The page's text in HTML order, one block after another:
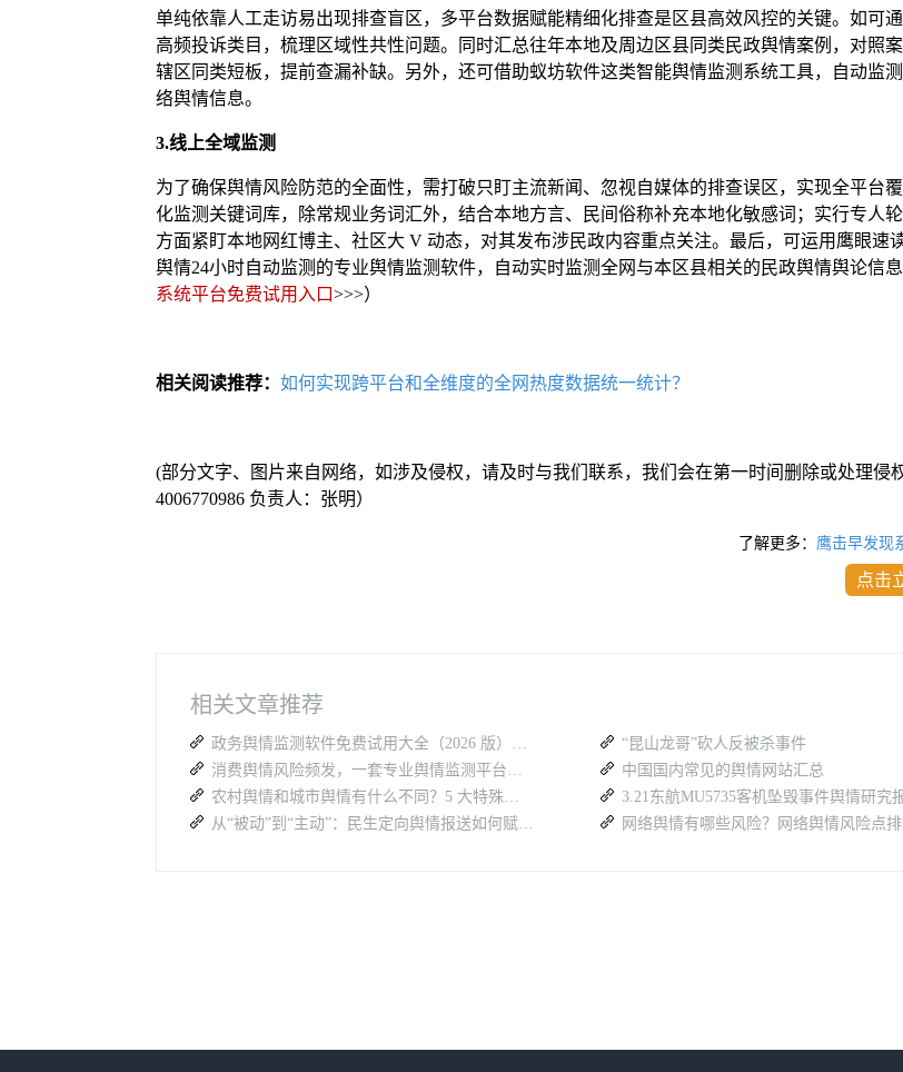
单纯依靠人工走访易出现排查盲区，多平台数据赋能精细化排查是区县高效风控的关键。如可
高频投诉类目，梳理区域性共性问题。同时汇总往年本地及周边区县同类民政舆情案例，对照
辖区同类短板，提前查漏补缺。另外，还可借助蚁坊软件这类智能舆情监测系统工具，自动监
络舆情信息。
3.线上全域监测
为了确保舆情风险防范的全面性，需打破只盯主流新闻、忽视自媒体的排查误区，实现全平台
化监测关键词库，除常规业务词汇外，结合本地方言、民间俗称补充本地化敏感词；实行专人
方面紧盯本地网红博主、社区大 V 动态，对其发布涉民政内容重点关注。最后，可运用鹰眼速
舆情24小时自动监测的专业舆情监测软件，自动实时监测全网与本区县相关的民政舆情舆论信
系统平台免费试用入口>>>）
相关阅读推荐： 如何实现跨平台和全维度的全网热度数据统一统计？
(部分文字、图片来自网络，如涉及侵权，请及时与我们联系，我们会在第一时间删除或处理侵
4006770986 负责人：张明）
了解更多： 鹰击早发现
点击
相关文章推荐
农村舆情和城市舆情有什么不同？5 大特殊风险详解
从“被动”到“主动”：民生定向舆情报送如何赋能基层治理？
“昆山龙哥”砍人反被杀事件
中国国内常见的舆情网站汇总
3.21东航MU5735客机坠毁事件舆情研究